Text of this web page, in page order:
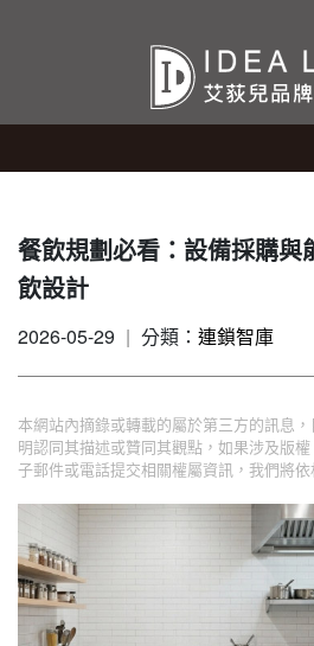
餐飲規劃必看：設備採購與
飲設計
2026-05-29 | 分類： 連鎖智庫
本網站內摘錄或轉載的屬於第三方的訊息
明認同其描述或贊同其觀點，如果涉及版
子郵件或電話提交相關權屬資訊，我們將